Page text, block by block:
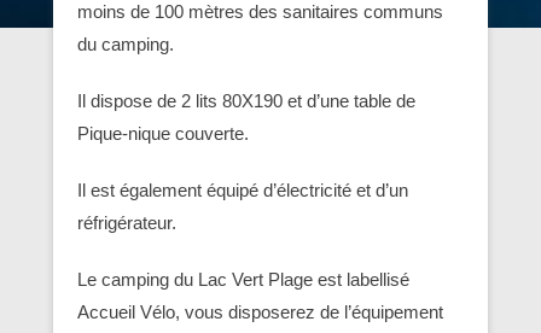
moins de 100 mètres des sanitaires communs
du camping.
Il dispose de 2 lits 80X190 et d’une table de
Pique-nique couverte.
Il est également équipé d’électricité et d’un
réfrigérateur.
Le camping du Lac Vert Plage est labellisé
Accueil Vélo, vous disposerez de l’équipement